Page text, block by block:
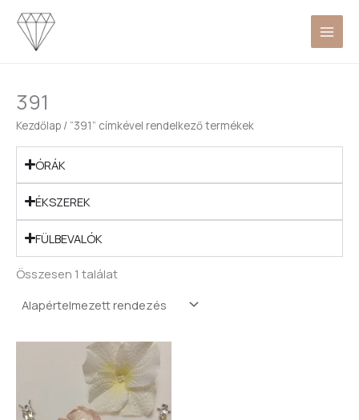
Skip
content
391
Kezdőlap / “391” címkével rendelkező termékek
ÓRÁK
ÉKSZEREK
FÜLBEVALÓK
Összesen 1 találat